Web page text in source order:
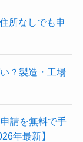
所なしでも申
？製造・工場
請を無料で手
年最新】